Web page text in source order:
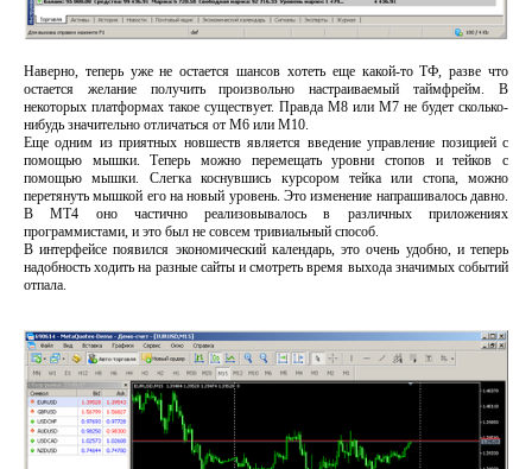
Наверно, теперь уже не остается шансов хотеть еще какой-то ТФ, разве что
остается желание получить произвольно настраиваемый таймфрейм. В
некоторых платформах такое существует. Правда M8 или M7 не будет сколько-
нибудь значительно отличаться от M6 или M10.
Еще одним из приятных новшеств является введение управление позицией с
помощью мышки. Теперь можно перемещать уровни стопов и тейков с
помощью мышки. Слегка коснувшись курсором тейка или стопа, можно
перетянуть мышкой его на новый уровень. Это изменение напрашивалось давно.
В МТ4 оно частично реализовывалось в различных приложениях
программистами, и это был не совсем тривиальный способ.
В интерфейсе появился экономический календарь, это очень удобно, и теперь
надобность ходить на разные сайты и смотреть время выхода значимых событий
отпала.